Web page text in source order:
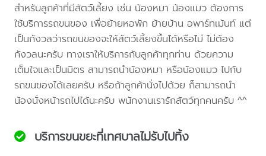
สำหรับลูกค้าที่มีสัตว์เลี้ยง เช่น น้องหมา น้องแมว ต้องการ
ใช้บริการรถขนของ เพื่อย้ายหอพัก ย้ายบ้าน อพาร์ทเม้นท์ แต่
เป็นกังวลว่ารถขนของจะให้สัตว์เลี้ยงขึ้นได้หรือไม่ ไม่ต้อง
กังวลนะครับ ทางเราให้บริการกับลูกค้าทุกท่าน ด้วยความ
เต็มใจและเป็นมิตร สามารถนำน้องหมา หรือน้องแมว ไปกับ
รถขนของได้เลยครับ หรือถ้าลูกค้านั่งไปด้วย ก็สามารถนำ
น้องนั่งหน้ารถไปได้นะครับ พนักงานเรารักสัตว์ทุกคนครับ ^^
บริการขนขยะที่เทศบาลไม่รับไปทิ้ง